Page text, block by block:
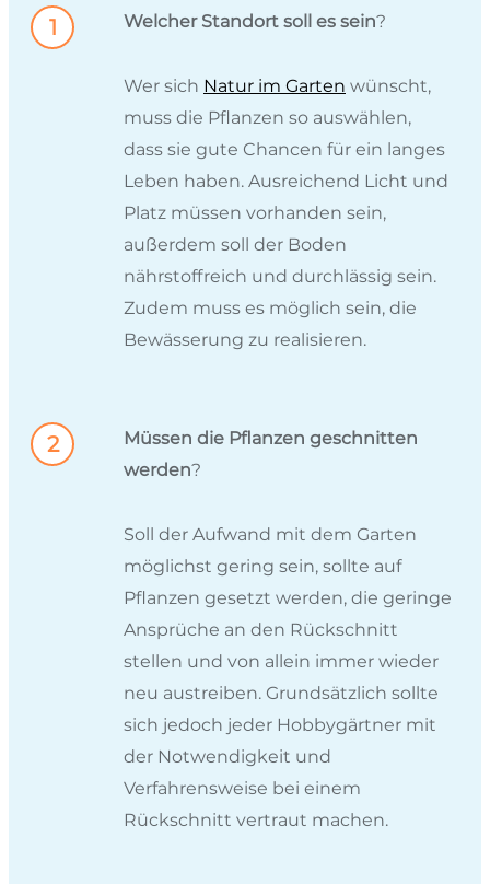
Welcher Standort soll es sein?
Wer sich Natur im Garten wünscht,
muss die Pflanzen so auswählen,
dass sie gute Chancen für ein langes
Leben haben. Ausreichend Licht und
Platz müssen vorhanden sein,
außerdem soll der Boden
nährstoffreich und durchlässig sein.
Zudem muss es möglich sein, die
Bewässerung zu realisieren.
Müssen die Pflanzen geschnitten
werden?
Soll der Aufwand mit dem Garten
möglichst gering sein, sollte auf
Pflanzen gesetzt werden, die geringe
Ansprüche an den Rückschnitt
stellen und von allein immer wieder
neu austreiben. Grundsätzlich sollte
sich jedoch jeder Hobbygärtner mit
der Notwendigkeit und
Verfahrensweise bei einem
Rückschnitt vertraut machen.